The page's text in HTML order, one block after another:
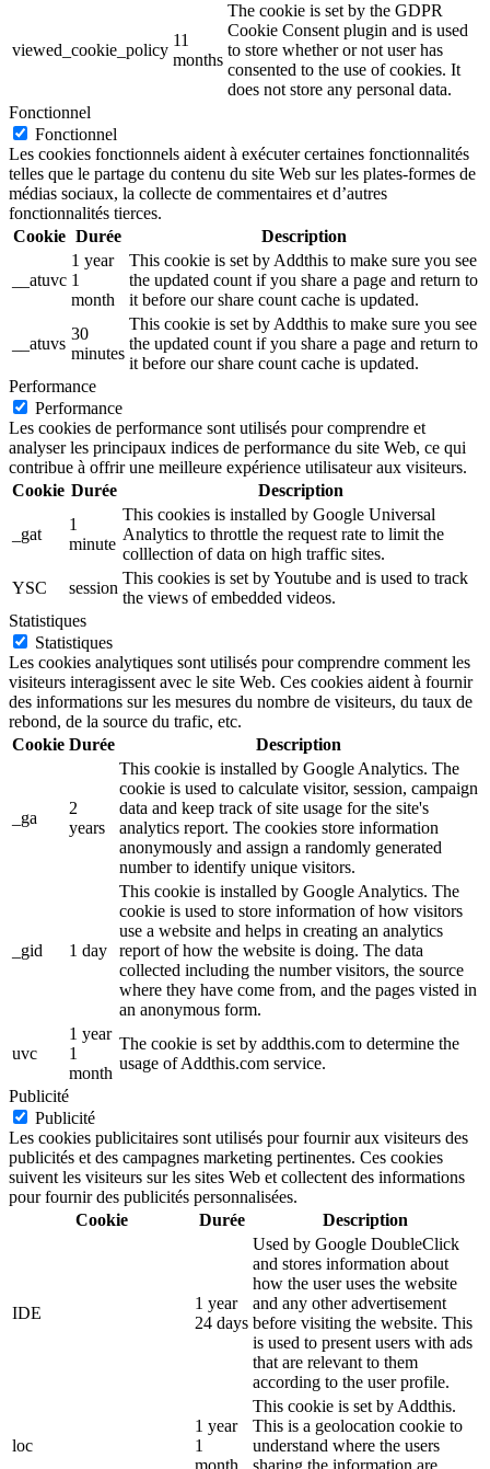
viewed_cookie_policy
11
months
The cookie is set by the GDPR
Cookie Consent plugin and is used
to store whether or not user has
consented to the use of cookies. It
does not store any personal data.
Fonctionnel
Fonctionnel
Les cookies fonctionnels aident à exécuter certaines fonctionnalités
telles que le partage du contenu du site Web sur les plates-formes de
médias sociaux, la collecte de commentaires et d’autres
fonctionnalités tierces.
Cookie Durée Description
__atuvc
1 year
1
month
This cookie is set by Addthis to make sure you see
the updated count if you share a page and return to
it before our share count cache is updated.
__atuvs
30
minutes
This cookie is set by Addthis to make sure you see
the updated count if you share a page and return to
it before our share count cache is updated.
Performance
Performance
Les cookies de performance sont utilisés pour comprendre et
analyser les principaux indices de performance du site Web, ce qui
contribue à offrir une meilleure expérience utilisateur aux visiteurs.
Cookie Durée Description
_gat
1
minute
This cookies is installed by Google Universal
Analytics to throttle the request rate to limit the
colllection of data on high traffic sites.
YSC
session
This cookies is set by Youtube and is used to track
the views of embedded videos.
Statistiques
Statistiques
Les cookies analytiques sont utilisés pour comprendre comment les
visiteurs interagissent avec le site Web. Ces cookies aident à fournir
des informations sur les mesures du nombre de visiteurs, du taux de
rebond, de la source du trafic, etc.
Cookie Durée Description
_ga
2
years
This cookie is installed by Google Analytics. The
cookie is used to calculate visitor, session, campaign
data and keep track of site usage for the site's
analytics report. The cookies store information
anonymously and assign a randomly generated
number to identify unique visitors.
_gid 1 day
This cookie is installed by Google Analytics. The
cookie is used to store information of how visitors
use a website and helps in creating an analytics
report of how the website is doing. The data
collected including the number visitors, the source
where they have come from, and the pages visted in
an anonymous form.
uvc
1 year
1
month
The cookie is set by addthis.com to determine the
usage of Addthis.com service.
Publicité
Publicité
Les cookies publicitaires sont utilisés pour fournir aux visiteurs des
publicités et des campagnes marketing pertinentes. Ces cookies
suivent les visiteurs sur les sites Web et collectent des informations
pour fournir des publicités personnalisées.
Cookie
Durée Description
IDE
1 year
24 days
Used by Google DoubleClick
and stores information about
how the user uses the website
and any other advertisement
before visiting the website. This
is used to present users with ads
that are relevant to them
according to the user profile.
loc
1 year
1
This cookie is set by Addthis.
This is a geolocation cookie to
understand where the users